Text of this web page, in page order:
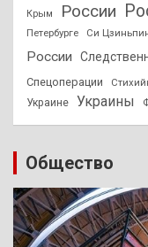
Крым России
Петербурге
Си
России
Спецоперации
Украине Украины
Общество